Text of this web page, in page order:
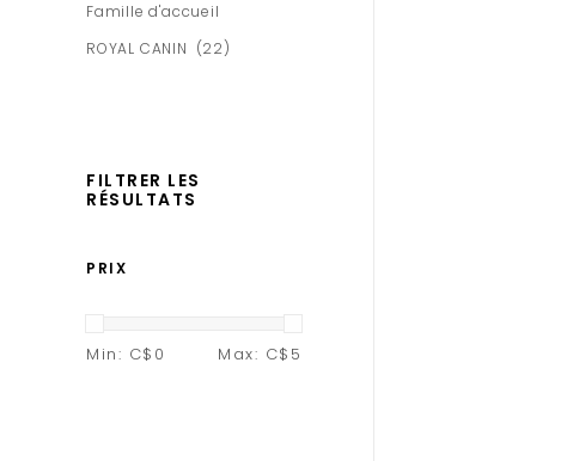
Famille d'accueil
ROYAL CANIN (22)
FILTRER LES
RÉSULTATS
PRIX
Min: C$ 0 Max: C$ 5